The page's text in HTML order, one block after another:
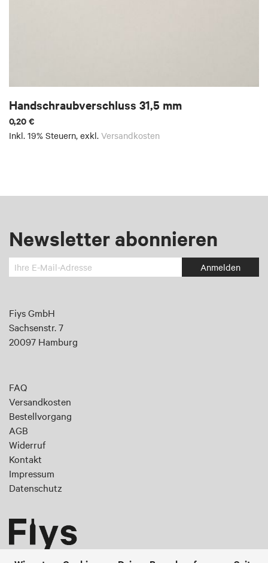
Handschraubverschluss 31,5 mm
0,20 €
Inkl. 19% Steuern, exkl. Versandkosten
Newsletter abonnieren
Melden
Sie
an
für
unseren
Newsletter:
Anmelden
Fiys GmbH
Sachsenstr. 7
20097 Hamburg
FAQ
Versandkosten
Bestellvorgang
AGB
Widerruf
Kontakt
Impressum
Datenschutz